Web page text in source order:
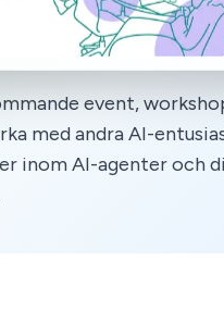
event,
med andra AI-
inom AI-agenter och